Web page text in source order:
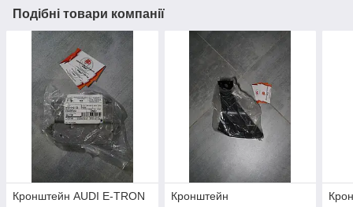
Подібні товари компанії
Кронштейн AUDI E-TRON Кронштейн